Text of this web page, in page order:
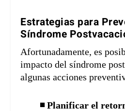
Estrategias para
Síndrome
Afortunadamente, es
impacto del síndrome
algunas acciones
◾ Planificar el